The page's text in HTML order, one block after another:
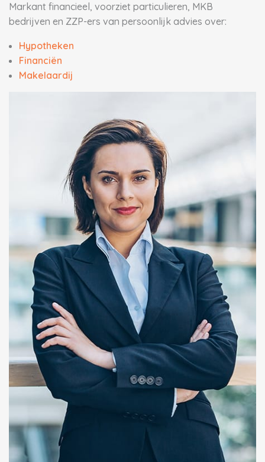
Markant financieel, voorziet particulieren, MKB
bedrijven en ZZP-ers van persoonlijk advies over:
Hypotheken
Financiën
Makelaardij